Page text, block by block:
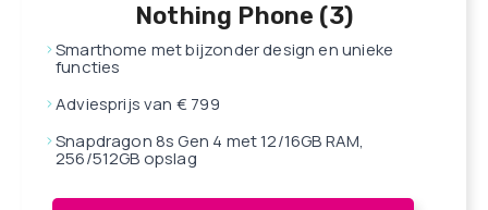
Nothing Phone (3)
Smarthome met bijzonder design en unieke
functies
Adviesprijs van € 799
Snapdragon 8s Gen 4 met 12/16GB RAM,
256/512GB opslag